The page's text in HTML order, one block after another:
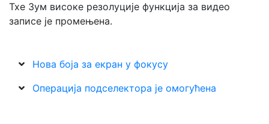
Тхе Зум високе резолуције функција за видео
записе је промењена.
Нова боја за екран у фокусу
Операција подселектора је омогућена